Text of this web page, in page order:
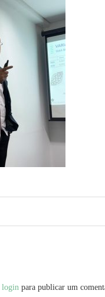
login para publicar um